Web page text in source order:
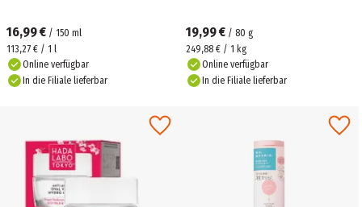
16,99 € / 150 ml
113,27 € / 1 l
Online verfügbar
In die Filiale lieferbar
19,99 € / 80 g
249,88 € / 1 kg
Online verfügbar
In die Filiale lieferbar